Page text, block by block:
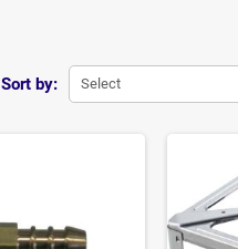
Sort by: Select